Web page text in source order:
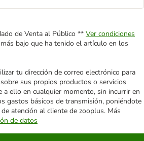
de Venta al Público ** Ver condiciones
bajo que ha tenido el artículo en los
tu dirección de correo electrónico para
sus propios productos o servicios
a ello en cualquier momento, sin incurrir en
gastos básicos de transmisión, poniéndote
atención al cliente de zooplus. Más
de datos